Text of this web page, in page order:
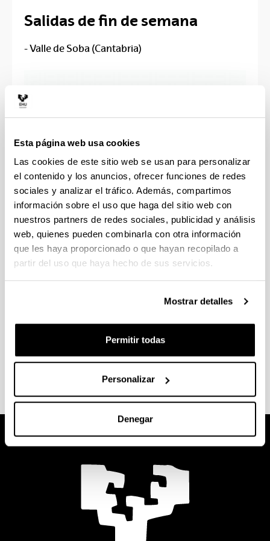
Esta página web usa cookies
Las cookies de este sitio web se usan para personalizar
el contenido y los anuncios, ofrecer funciones de redes
sociales y analizar el tráfico. Además, compartimos
información sobre el uso que haga del sitio web con
nuestros partners de redes sociales, publicidad y análisis
web, quienes pueden combinarla con otra información
que les haya proporcionado o que hayan recopilado a
partir del uso que haya hecho de sus servicios.
Mostrar detalles
Permitir todas
Personalizar
Denegar
Salidas de fin de semana
- Valle de Soba (Cantabria)
La estancia la realizaron en el Albergue Casón
de Sangas (Soba, Cantabria) el fin de semana del
26-28 de febrero.
El fin de semana del 4 y 5 de Febrero de 2017 una
francesa de la Mongie.